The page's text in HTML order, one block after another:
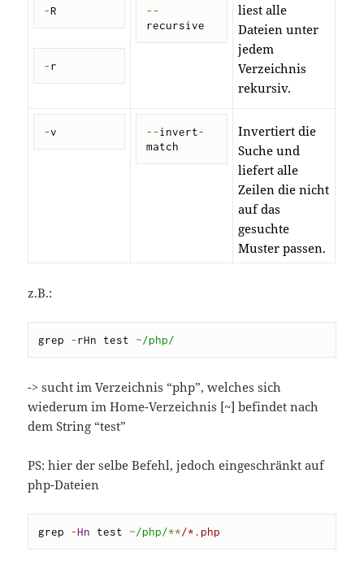
-R
-r
--
recursive
liest alle
Dateien unter
jedem
Verzeichnis
rekursiv.
-v --invert-
match
Invertiert die
Suche und
liefert alle
Zeilen die nicht
auf das
gesuchte
Muster passen.
z.B.:
grep -rHn test ~/php/
-> sucht im Verzeichnis “php”, welches sich
wiederum im Home-Verzeichnis [~] befindet nach
dem String “test”
PS: hier der selbe Befehl, jedoch eingeschränkt auf
php-Dateien
grep -Hn test ~/php/**/*.php